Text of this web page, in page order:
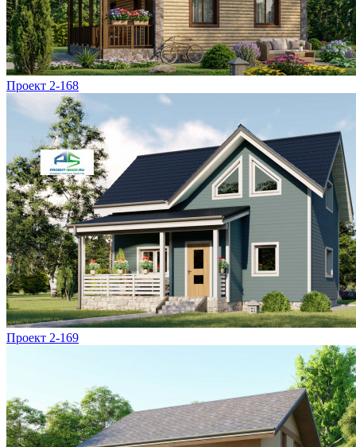
Проект 2-168
Проект 2-169